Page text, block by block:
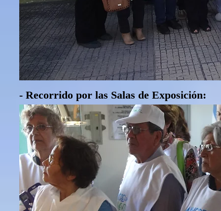
- Recorrido por las Salas de Exposición: